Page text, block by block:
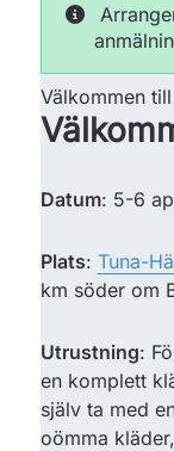
Välkommen
Datum: 5-6
Plats:Tuna-
km söder om
Utrustning:
en komplett
själv ta med
oömma